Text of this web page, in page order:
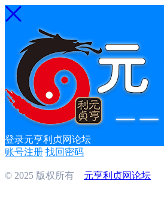
登录元亨利贞网论坛
账号注册 找回密码
© 2025 版权所有 元亨利贞网论坛